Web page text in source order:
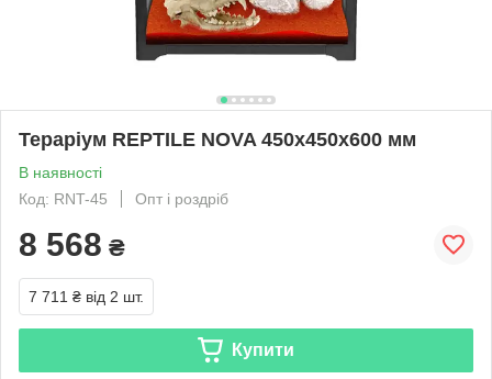
Тераріум REPTILE NOVA 450x450x600 мм
В наявності
Код: RNT-45
Опт і роздріб
8 568 ₴
7 711 ₴ від 2 шт.
Купити